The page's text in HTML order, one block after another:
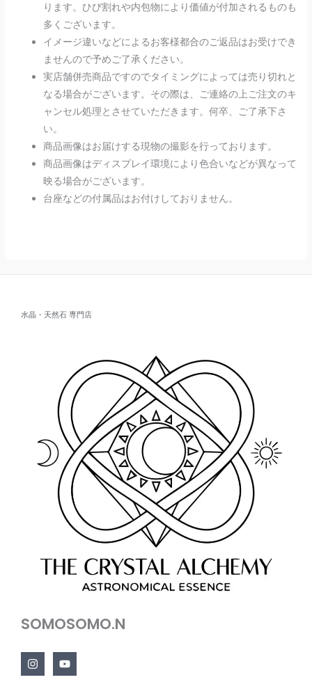
ります。ひび割れや内包物により価値が付加されるものも
多くございます。
イメージ違いなどによるお客様都合のご返品はお受けでき
ませんので予めご了承ください。
実店舗併売商品ですのでタイミングによっては売り切れと
なる場合がございます。その際は、ご連絡の上ご注文のキ
ャンセル処理とさせていただきます。何卒、ご了承下さ
い。
商品画像はお届けする現物の撮影を行っております。
商品画像はディスプレイ環境により色合いなどが異なって
映る場合がございます。
台座などの付属品はお付けしておりません。
水晶・天然石 専門店
SOMOSOMO.N